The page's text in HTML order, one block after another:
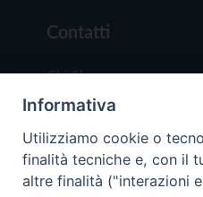
Contatti
Chi Siamo
Redazione
Scrivici
Informativa
Utilizziamo cookie o
finalità tecniche e, con il
altre finalità ("interazioni